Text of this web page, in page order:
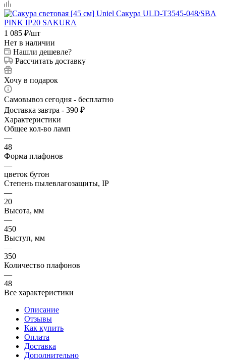
1 085 ₽/шт
Нет в наличии
Нашли дешевле?
Рассчитать доставку
Хочу в подарок
Самовывоз сегодня - бесплатно
Доставка завтра - 390 ₽
Характеристики
Общее кол-во ламп
—
48
Форма плафонов
—
цветок бутон
Степень пылевлагозащиты, IP
—
20
Высота, мм
—
450
Выступ, мм
—
350
Количество плафонов
—
48
Все характеристики
Описание
Отзывы
Как купить
Оплата
Доставка
Дополнительно